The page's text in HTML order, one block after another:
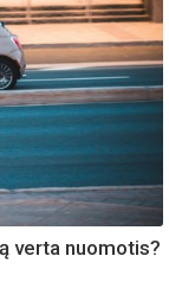
verta nuomotis?